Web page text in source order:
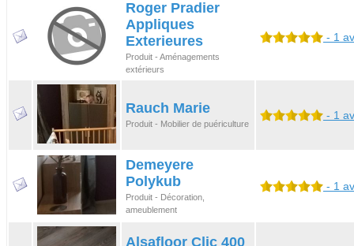
Roger Pradier
Appliques
Exterieures
Produit - Aménagements
extérieurs
- 1
Rauch Marie
Produit - Mobilier de puériculture
- 1
Demeyere
Polykub
Produit - Décoration,
ameublement
- 1
Alsafloor Clic 400